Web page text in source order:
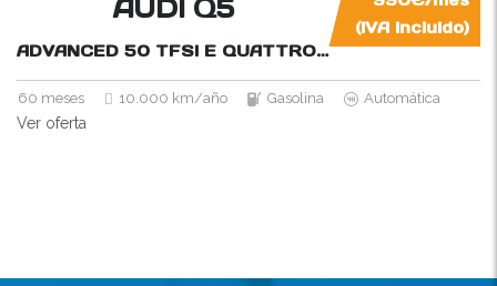
(IVA incluido)
AUDI Q5
ADVANCED 50 TFSI E QUATTRO-ULTRA 299CV
60 meses 10.000 km/año Gasolina Automática
Ver oferta